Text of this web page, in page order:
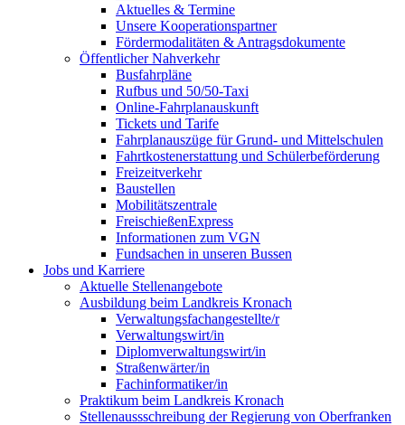
Aktuelles & Termine
Unsere Kooperationspartner
Fördermodalitäten & Antragsdokumente
Öffentlicher Nahverkehr
Busfahrpläne
Rufbus und 50/50-Taxi
Online-Fahrplanauskunft
Tickets und Tarife
Fahrplanauszüge für Grund- und Mittelschulen
Fahrtkostenerstattung und Schülerbeförderung
Freizeitverkehr
Baustellen
Mobilitätszentrale
FreischießenExpress
Informationen zum VGN
Fundsachen in unseren Bussen
Jobs und Karriere
Aktuelle Stellenangebote
Ausbildung beim Landkreis Kronach
Verwaltungsfachangestellte/r
Verwaltungswirt/in
Diplomverwaltungswirt/in
Straßenwärter/in
Fachinformatiker/in
Praktikum beim Landkreis Kronach
Stellenaussschreibung der Regierung von Oberfranken